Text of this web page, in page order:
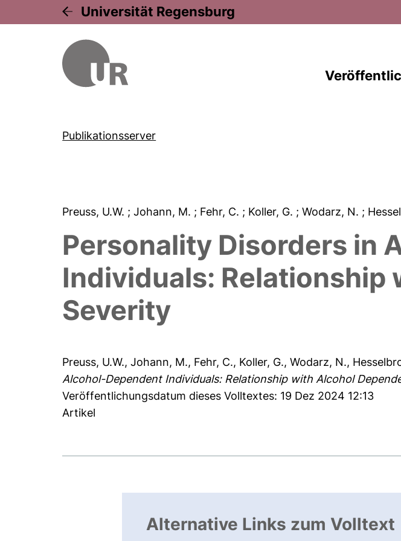
Universität Regensburg
Publikationsserver
Preuss, U.W. ; Johann, M. ; Fehr, C. ; Koller, G. ; Wodarz, N. ;
Personality Disorders in
Individuals: Relationship
Severity
Preuss, U.W.,Johann, M., Fehr, C., Koller, G.,Wodarz, N.,
Alcohol-Dependent Individuals: Relationship with Alcohol
Veröffentlichungsdatum dieses Volltextes: 19 Dez 2024 12:13
Artikel
Alternative Links zum Volltext